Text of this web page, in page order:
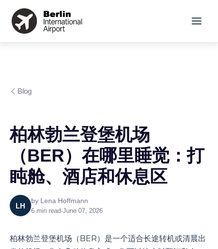
Blog
柏林勃兰登堡机场
（BER）在哪里睡觉：打
盹舱、酒店和休息区
LH
by Lena Hoffmann
6 min read•June 07, 2026
柏林勃兰登堡机场（BER）是一个适合长途转机或清晨出